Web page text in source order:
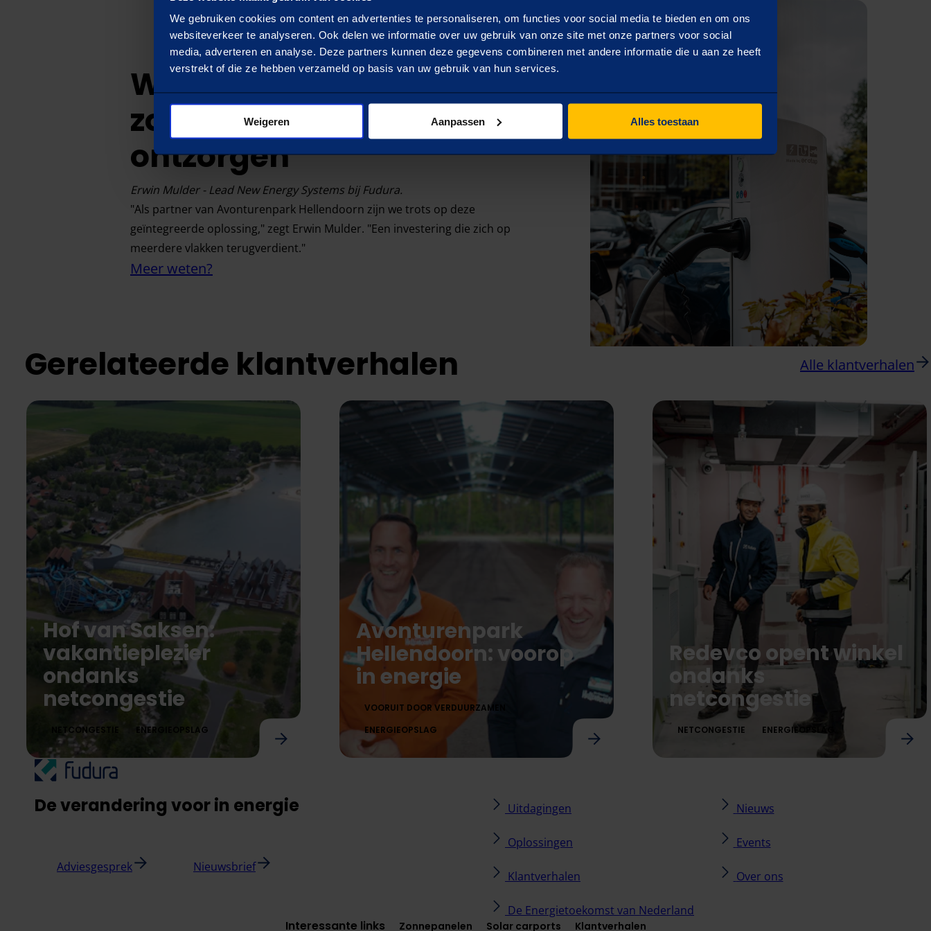
We gebruiken cookies om content en advertenties te personaliseren, om functies voor social media te bieden en om ons
websiteverkeer te analyseren. Ook delen we informatie over uw gebruik van onze site met onze partners voor social
media, adverteren en analyse. Deze partners kunnen deze gegevens combineren met andere informatie die u aan ze heeft
verstrekt of die ze hebben verzameld op basis van uw gebruik van hun services.
Weigeren Aanpassen Alles toestaan
We willen onze klanten
zoveel mogelijk
ontzorgen
Erwin Mulder - Lead New Energy Systems bij Fudura.
"Als partner van Avonturenpark Hellendoorn zijn we trots op deze
geïntegreerde oplossing," zegt Erwin Mulder. "Een investering die zich op
meerdere vlakken terugverdient."
Meer weten?
Gerelateerde klantverhalen Alle klantverhalen
Hof van Saksen:
vakantieplezier
ondanks
netcongestie
NETCONGESTIE ENERGIEOPSLAG
Hof van Saksen: vakantieplezier ondanks netcongestie
Avonturenpark
Hellendoorn: voorop
in energie
VOORUIT DOOR VERDUURZAMEN
ENERGIEOPSLAG
Redevco opent winkel
ondanks
netcongestie
NETCONGESTIE ENERGIEOPSLAG
De verandering voor in energie
Adviesgesprek Nieuwsbrief
Uitdagingen Nieuws
Oplossingen Events
Klantverhalen Over ons
De Energietoekomst van Nederland
Interessante links Zonnepanelen Solar carports Klantverhalen